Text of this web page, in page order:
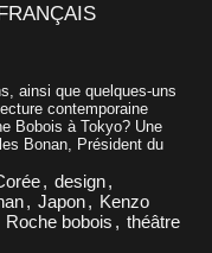
ainsi que quelques-uns
contemporaine
Bobois à Tokyo? Une
Bonan, Président du
, design,
, Japon, Kenzo
Roche bobois , théâtre